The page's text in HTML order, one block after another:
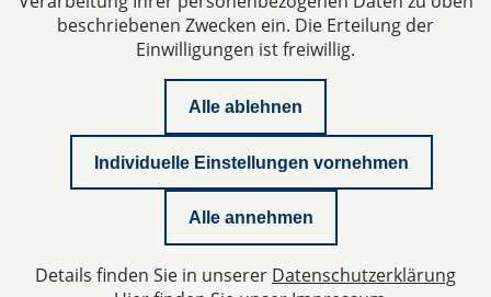
Newsletter
Datenschutzeinstellungen
beschriebenen Zwecken ein. Die Erteilung der
Einwilligungen ist freiwillig.
Alle ablehnen
Individuelle Einstellungen vornehmen
Alle annehmen
Details finden Sie in unserer Datenschutzerklärung